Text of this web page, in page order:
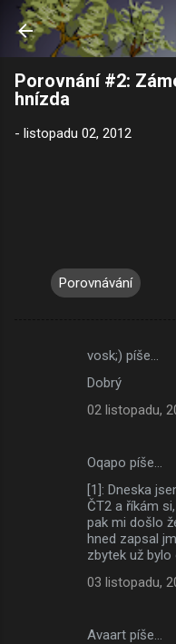
Porovnání #2:
hnízda
- listopadu 02, 2012
Porovnávání
vosk;) píše…
Dobrý
02 listopadu,
Oqapo píše…
[1]: Dneska
ČT2 a říkám
pak mi došlo
hned zapsal
zbytek už bylo
03 listopadu,
Avaart píše…